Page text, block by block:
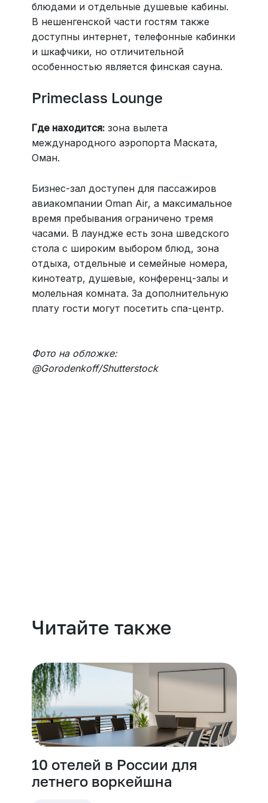
блюдами и отдельные душевые кабины.
В нешенгенской части гостям также
доступны интернет, телефонные кабинки
и шкафчики, но отличительной
особенностью является финская сауна.
Primeclass Lounge
Где находится:зона вылета
международного аэропорта Маската,
Оман.
Бизнес-зал доступен для пассажиров
авиакомпании Oman Air, а максимальное
время пребывания ограничено тремя
часами. В лаундже есть зона шведского
стола с широким выбором блюд, зона
отдыха, отдельные и семейные номера,
кинотеатр, душевые, конференц-залы и
молельная комната. За дополнительную
плату гости могут посетить спа-центр.
Фото на обложке:
@Gorodenkoff/Shutterstock
Читайте также
10 отелей в России для
летнего воркейшна